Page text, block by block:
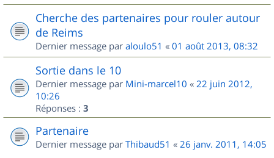
Cherche des partenaires pour rouler autour
de Reims
Dernier message par aloulo51 « 01 août 2013, 08:32
Sortie dans le 10
Dernier message par Mini-marcel10 « 22 juin 2012,
10:26
Réponses : 3
Partenaire
Dernier message par Thibaud51 « 26 janv. 2011, 14:05